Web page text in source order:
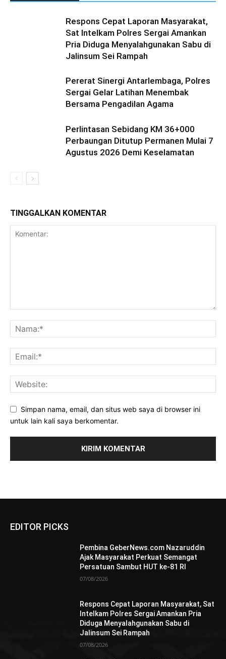
Respons Cepat Laporan Masyarakat,
Sat Intelkam Polres Sergai Amankan
Pria Diduga Menyalahgunakan Sabu di
Jalinsum Sei Rampah
Pererat Sinergi Antarlembaga, Polres
Sergai Gelar Latihan Menembak
Bersama Pengadilan Agama
Perlintasan Sebidang KM 36+000
Perbaungan Ditutup Permanen Mulai 7
Agustus 2026 Demi Keselamatan
TINGGALKAN KOMENTAR
Simpan nama, email, dan situs web saya di browser ini
untuk lain kali saya berkomentar.
EDITOR PICKS
Pembina GeberNews.com Nazaruddin
Ajak Masyarakat Perkuat Semangat
Persatuan Sambut HUT ke-81 RI
07/08/2026
Respons Cepat Laporan Masyarakat, Sat
Intelkam Polres Sergai Amankan Pria
Diduga Menyalahgunakan Sabu di
Jalinsum Sei Rampah
07/08/2026